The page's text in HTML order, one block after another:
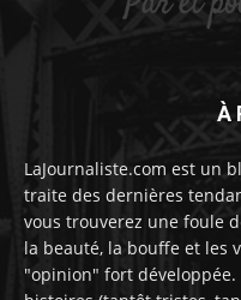
À
LaJournaliste.com est un
traite des dernières
vous trouverez une foule
la beauté, la bouffe et les
"opinion" fort développée.